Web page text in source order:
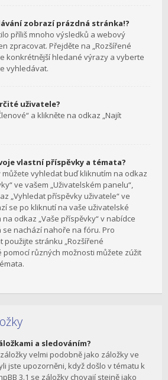
zobrazí prázdná stránka!?
příliš mnoho výsledků a webový
zpracovat. Přejděte na „Rozšířené
konkrétnější hledané výrazy a vyberte
vyhledávat.
uživatele?
a klikněte na odkaz „Najít
vlastní příspěvky a témata?
vyhledat buď kliknutím na odkaz
ve vašem „Uživatelském panelu“,
„Vyhledat příspěvky uživatele“ ve
se po kliknutí na vaše uživatelské
odkaz „Vaše příspěvky“ v nabídce
se nachází nahoře na fóru. Pro
použijte stránku „Rozšířené
různých možnosti můžete zúžit
a sledováním?
velmi podobně jako záložky ve
jste upozorněni, když došlo v tématu k
3.1 se záložky chovají stejně jako